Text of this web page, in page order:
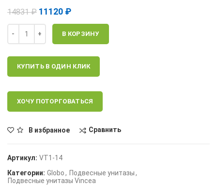
14831₽ 11120 ₽
В КОРЗИНУ
КУПИТЬ В ОДИН КЛИК
ХОЧУ ПОТОРГОВАТЬСЯ
В избранное Сравнить
Артикул: VT1-14
Категории: Globo, Подвесные унитазы,
Подвесные унитазы Vincea